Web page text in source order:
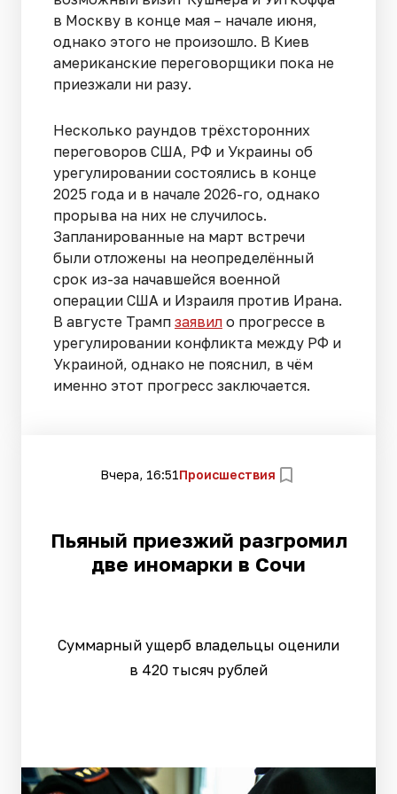
в Москву в конце мая – начале июня,
однако этого не произошло. В Киев
американские переговорщики пока не
приезжали ни разу.
Несколько раундов трёхсторонних
переговоров США, РФ и Украины об
урегулировании состоялись в конце
2025 года и в начале 2026-го, однако
прорыва на них не случилось.
Запланированные на март встречи
были отложены на неопределённый
срок из-за начавшейся военной
операции США и Израиля против Ирана.
В августе Трамп заявил о прогрессе в
урегулировании конфликта между РФ и
Украиной, однако не пояснил, в чём
именно этот прогресс заключается.
Вчера, 16:51Происшествия
Пьяный приезжий разгромил
две иномарки в Сочи
Суммарный ущерб владельцы оценили
в 420 тысяч рублей